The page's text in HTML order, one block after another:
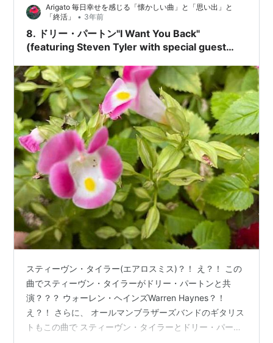
にて、ISAWO BOOKSTORE vol.1…
Arigato 毎日幸せを感じる「懐かしい曲」と「思い出」と
「終活」
• 3年前
8. ドリー・パートン"I Want You Back"
(featuring Steven Tyler with special guest
ン５？？？
スティーヴン・タイラー(エアロスミス)？！ え？！ この
曲でスティーヴン・タイラーがドリー・パートンと共
演？？？ ウォーレン・ヘインズWarren Haynes？！
え？！ さらに、 オールマンブラザーズバンドのギタリス
トもこの曲で スティーヴン・タイラーとドリー・パート